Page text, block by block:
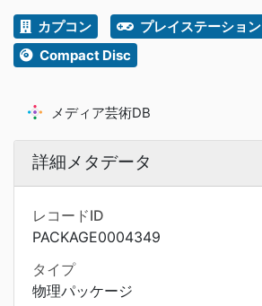
カプコン
プレイステーション
Compact Disc
メディア芸術DB
詳細メタデータ
レコードID
PACKAGE0004349
タイプ
物理パッケージ